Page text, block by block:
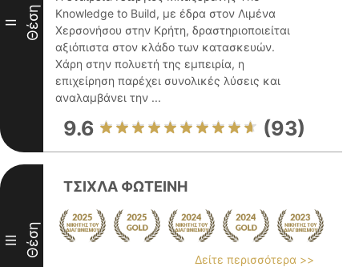
II Θέση
Knowledge to Build, με έδρα στον Λιμένα
Χερσονήσου στην Κρήτη, δραστηριοποιείται
αξιόπιστα στον κλάδο των κατασκευών.
Χάρη στην πολυετή της εμπειρία, η
επιχείρηση παρέχει συνολικές λύσεις και
αναλαμβάνει την ...
9.6 (93)
III Θέση
ΤΣΙΧΛΑ ΦΩΤΕΙΝΗ
Δείτε περισσότερα >>